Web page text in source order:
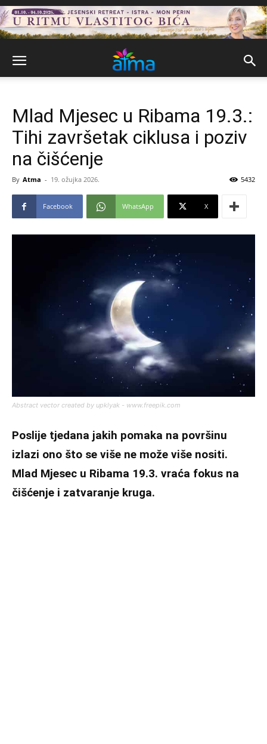
Mlad Mjesec u Ribama 19.3.:
Tihi završetak ciklusa i poziv
na čišćenje
By Atma - 19. ožujka 2026. 5432
Facebook WhatsApp X
Abstract vector created by upklyak - www.freepik.com
Poslije tjedana jakih pomaka na površinu
izlazi ono što se više ne može više nositi.
Mlad Mjesec u Ribama 19.3. vraća fokus na
čišćenje i zatvaranje kruga.